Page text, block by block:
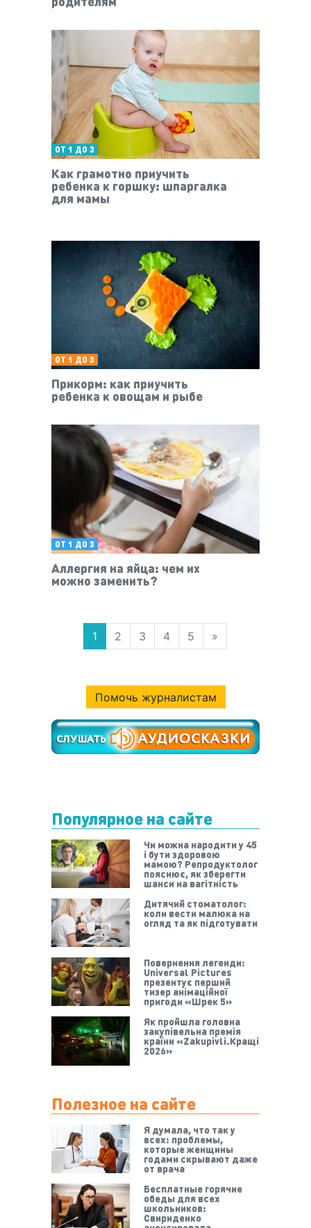
ОТ 1 ДО 3
Как грамотно приучить
ребенка к горшку: шпаргалка
для мамы
ОТ 1 ДО 3
Прикорм: как приучить
ребенка к овощам и рыбе
ОТ 1 ДО 3
Аллергия на яйца: чем их
можно заменить?
1 2 3 4 5 »
Помочь журналистам
Популярное на сайте
Чи можна народити у 45
і бути здоровою
мамою? Репродуктолог
пояснює, як зберегти
шанси на вагітність
Дитячий стоматолог:
коли вести малюка на
огляд та як підготувати
Повернення легенди:
Universal Pictures
презентує перший
тизер анімаційної
пригоди «Шрек 5»
Як пройшла головна
закупівельна премія
країни «Zakupivli.Кращі
2026»
Полезное на сайте
Я думала, что так у
всех: проблемы,
которые женщины
годами скрывают даже
от врача
Бесплатные горячие
обеды для всех
школьников:
Свириденко